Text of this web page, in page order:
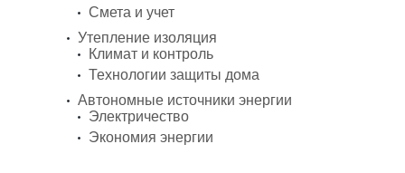
Смета и учет
Утепление изоляция
Климат и контроль
Технологии защиты дома
Автономные источники энергии
Электричество
Экономия энергии